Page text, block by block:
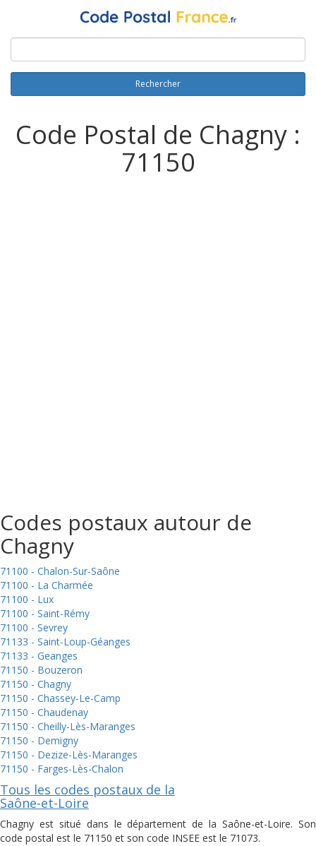
Rechercher
Code Postal de Chagny :
71150
Codes postaux autour de
Chagny
71100 - Chalon-Sur-Saône
71100 - La Charmée
71100 - Lux
71100 - Saint-Rémy
71100 - Sevrey
71133 - Saint-Loup-Géanges
71133 - Geanges
71150 - Bouzeron
71150 - Chagny
71150 - Chassey-Le-Camp
71150 - Chaudenay
71150 - Cheilly-Lès-Maranges
71150 - Demigny
71150 - Dezize-Lès-Maranges
71150 - Farges-Lès-Chalon
Tous les codes postaux de la
Saône-et-Loire
Chagny est situé dans le département de la Saône-et-Loire. Son
code postal est le 71150 et son code INSEE est le 71073.